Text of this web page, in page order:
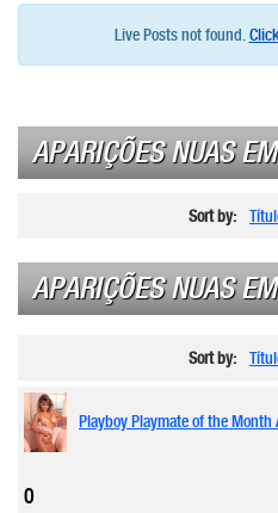
Live Posts not found.
APARIÇÕES NUAS
Sort by:
APARIÇÕES NUAS
Sort by:
Playboy Playmate of the
0